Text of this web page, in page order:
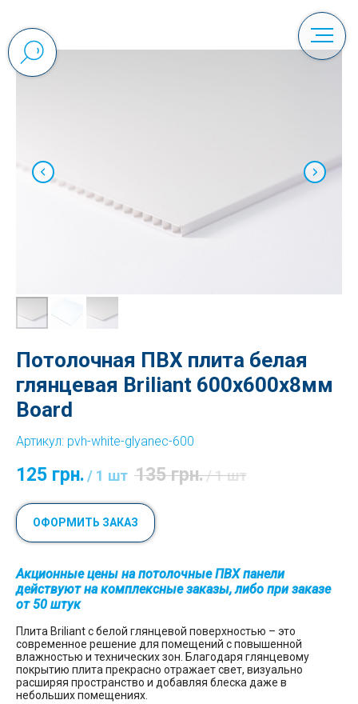
Потолочная ПВХ плита белая
глянцевая Briliant 600x600x8мм
Board
Артикул: pvh-white-glyanec-600
125 грн. / 1 шт 135 грн./1 шт
ОФОРМИТЬ ЗАКАЗ
Акционные цены на потолочные ПВХ панели
действуют на комплексные заказы, либо при заказе
от 50 штук
Плита Briliant с белой глянцевой поверхностью – это
современное решение для помещений с повышенной
влажностью и технических зон. Благодаря глянцевому
покрытию плита прекрасно отражает свет, визуально
расширяя пространство и добавляя блеска даже в
небольших помещениях.